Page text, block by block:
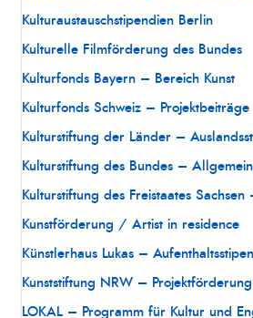
Kulturaustauschstipendien Berlin
Kulturelle Filmförderung des Bundes
Kulturfonds Bayern – Bereich Kunst
Kulturfonds Schweiz – Projektbeiträge
Kulturstiftung der Länder –
Kulturstiftung des Bundes –
Kulturstiftung des Freistaates
Kunstförderung / Artist in residence
Künstlerhaus Lukas –
Kunststiftung NRW –
LOKAL – Programm für Kultur und